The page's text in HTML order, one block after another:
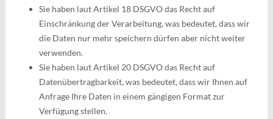
Sie haben laut Artikel 18 DSGVO das Recht auf
Einschränkung der Verarbeitung, was bedeutet, dass wir
die Daten nur mehr speichern dürfen aber nicht weiter
verwenden.
Sie haben laut Artikel 20 DSGVO das Recht auf
Datenübertragbarkeit, was bedeutet, dass wir Ihnen auf
Anfrage Ihre Daten in einem gängigen Format zur
Verfügung stellen.